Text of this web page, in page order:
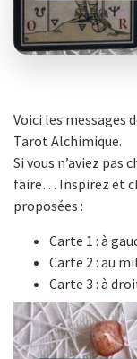
Voici les messages
Tarot Alchimique.
Si vous n’aviez pas
faire… Inspirez et
proposées :
Carte 1 : à
Carte 2 : au
Carte 3 : à